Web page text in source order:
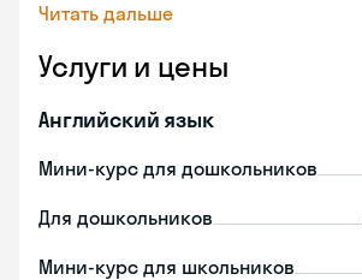
Читать дальше
Услуги и цены
Английский язык
Мини-курс для дошкольников
Для дошкольников
Мини-курс для школьников